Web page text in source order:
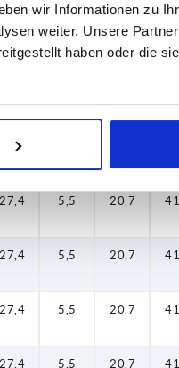
wir Informationen zu
weiter. Unsere
haben oder die
27,4 5,5 20,7
27,4
27,4 5,5 20,7
27,4 5,5 20,7
27,4 5,5 20,7
27,4 5,5 20,7